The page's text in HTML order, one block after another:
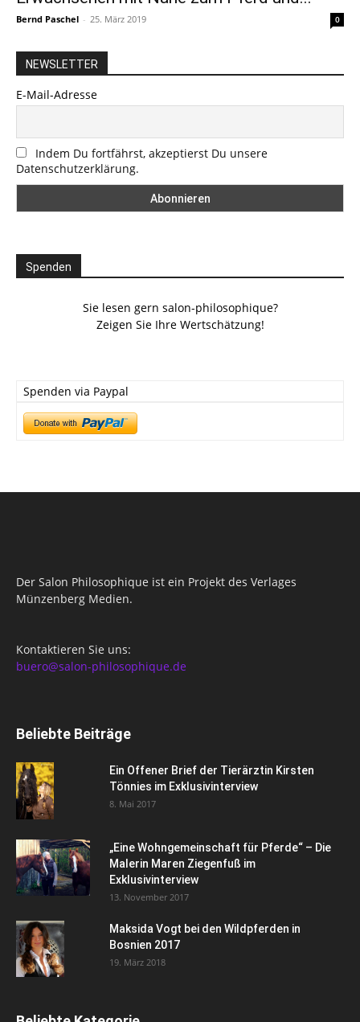
Bernd Paschel - 25. März 2019 0
NEWSLETTER
E-Mail-Adresse
Indem Du fortfährst, akzeptierst Du unsere
Datenschutzerklärung.
Spenden
Sie lesen gern salon-philosophique?
Zeigen Sie Ihre Wertschätzung!
Spenden via Paypal
Der Salon Philosophique ist ein Projekt des Verlages
Münzenberg Medien.
Kontaktieren Sie uns:
buero@salon-philosophique.de
Beliebte Beiträge
Ein Offener Brief der Tierärztin Kirsten
Tönnies im Exklusivinterview
8. Mai 2017
„Eine Wohngemeinschaft für Pferde“ – Die
Malerin Maren Ziegenfuß im
Exklusivinterview
13. November 2017
Maksida Vogt bei den Wildpferden in
Bosnien 2017
19. März 2018